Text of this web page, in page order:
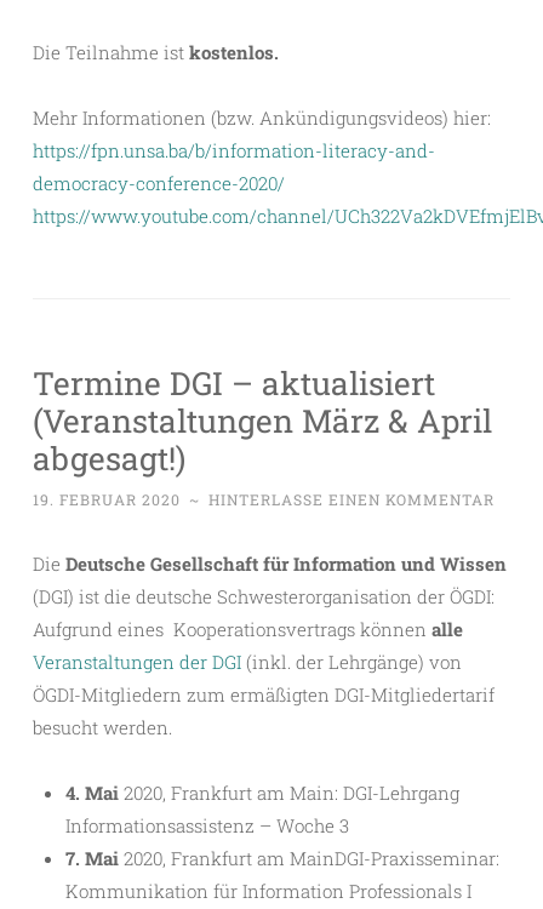
Die Teilnahme ist kostenlos.
Mehr Informationen (bzw. Ankündigungsvideos) hier:
https://fpn.unsa.ba/b/information-literacy-and-
democracy-conference-2020/
https://www.youtube.com/channel/
Termine DGI – aktualisiert
(Veranstaltungen März & April
abgesagt!)
19. FEBRUAR 2020 ~ HINTERLASSE EINEN KOMMENTAR
Die Deutsche Gesellschaft für Information und Wissen
(DGI) ist die deutsche Schwesterorganisation der ÖGDI:
Aufgrund eines Kooperationsvertrags können alle
Veranstaltungen der DGI (inkl. der Lehrgänge) von
ÖGDI-Mitgliedern zum ermäßigten DGI-Mitgliedertarif
besucht werden.
4. Mai 2020, Frankfurt am Main: DGI-Lehrgang
Informationsassistenz – Woche 3
7. Mai 2020, Frankfurt am MainDGI-Praxisseminar:
Kommunikation für Information Professionals I